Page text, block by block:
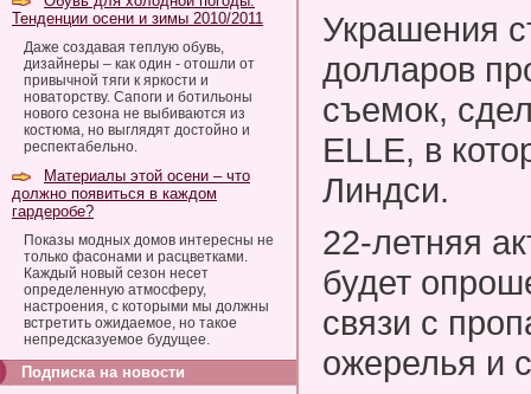
Тенденции осени и зимы 2010/2011
Даже создавая теплую обувь,
дизайнеры – как один - отошли от
привычной тяги к яркости и
новаторству. Сапоги и ботильоны
нового сезона не выбиваются из
костюма, но выглядят достойно и
респектабельно.
Материалы этой осени – что
должно появиться в каждом
гардеробе?
Показы модных домов интересны не
только фасонами и расцветками.
Каждый новый сезон несет
определенную атмосферу,
настроения, с которыми мы должны
встретить ожидаемое, но такое
непредсказуемое будущее.
Подписка на новости
Украшения
долларов
съемок,
ELLE, в
Линдси.
22-летняя
будет
связи с
ожерелья и